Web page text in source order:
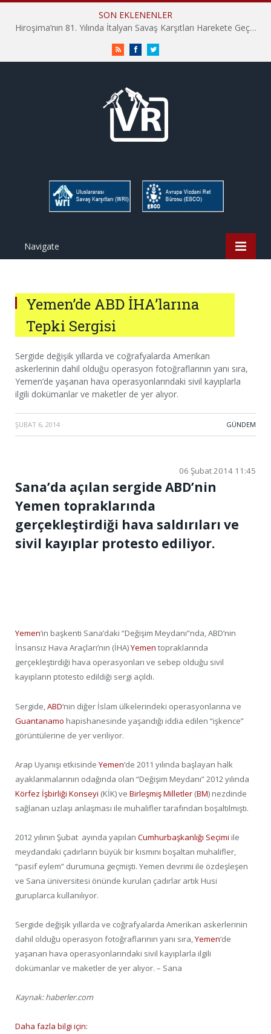
SON EKLENENLER
Hiroşima’nın 81. Yılında İtalyan Savaş Karşıtları Harekete Geçti: “Hatırlamak yeterli değil”
RSS FacebookTwitter
Navigate
Yemen’de ABD İHA’larına
Tepki Sergisi
Sergide değişik yıllarda ve coğrafyalarda Amerikan
askerlerinin dahil olduğu operasyon fotoğraflarının yanı sıra,
Yemen’de yaşanan hava operasyonlarındaki sivil kayıplarla
ilgili dokümanlar ve maketler de yer alıyor.
ŞUBAT 6, 2014 · GÜNDEM
06 Şubat 2014 11:45
Sana’da açılan sergide ABD’nin
Yemen topraklarında
gerçekleştirdiği hava saldırıları ve
sivil kayıplar protesto ediliyor.
Yemen‘in başkenti Sana’daki “Değişim Meydanı”nda, ABD’nin
İnsansız Hava Araçları’nın (İHA)Yemen topraklarında
gerçekleştirdiği hava operasyonları ve sebep olduğu sivil
kayıpların ptotesto edildiği sergi açıldı.
Sergide, ABD‘nin diğer İslam ülkelerindeki operasyonlarına ve
Guantanamo hapishanesinde yaşandığı iddia edilen “işkence”
görüntülerine de yer veriliyor.
Arap Uyanışı etkisinde Yemen‘de 2011 yılında başlayan halk
ayaklanmalarının odağında olan “Değişim Meydanı” 2012 yılında
Körfez İşbirliği Konseyi (KİK) ve Birleşmiş Milletler (BM) nezdinde
sağlanan uzlaşı anlaşması ile muhalifler tarafından boşaltılmıştı.
2012 yılının Şubat ayında yapılan Cumhurbaşkanlığı Seçimi ile
meydandaki çadırların büyük bir kısmını boşaltan muhalifler,
“pasif eylem” durumuna geçmişti. Yemen devrimi ile özdeşleşen
ve Sana üniversitesi önünde kurulan çadırlar artık Husi
guruplarca kullanılıyor.
Sergide değişik yıllarda ve coğrafyalarda Amerikan askerlerinin
dahil olduğu operasyon fotoğraflarının yanı sıra,Yemen‘de
yaşanan hava operasyonlarındaki sivil kayıplarla ilgili
dokümanlar ve maketler de yer alıyor. – Sana
Kaynak: haberler.com
Daha fazla bilgi için: